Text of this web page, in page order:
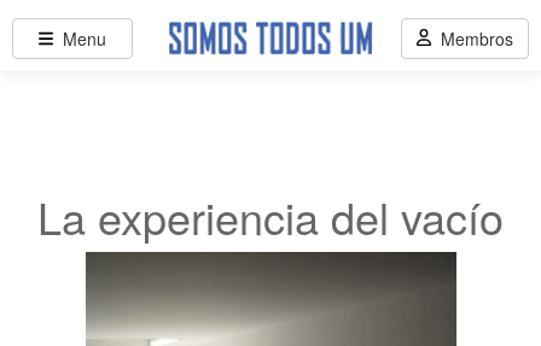
La experiencia del vacío
Menu Membros